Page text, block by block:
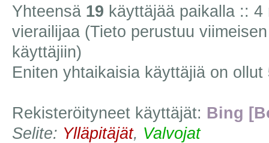
Yhteensä 19 käyttäjää paikalla ::
vierailijaa (Tieto perustuu
käyttäjiin)
Eniten yhtaikaisia käyttäjiä on ollut
Rekisteröityneet käyttäjät: Bing
Selite: Ylläpitäjät, Valvojat